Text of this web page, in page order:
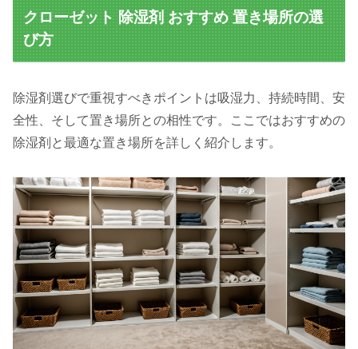
クローゼット 除湿剤 おすすめ 置き場所の選
び方
除湿剤選びで重視すべきポイントは吸湿力、持続時間、安
全性、そして置き場所との相性です。ここではおすすめの
除湿剤と最適な置き場所を詳しく紹介します。